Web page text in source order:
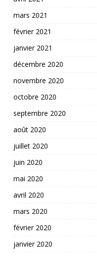
mars 2021
février 2021
janvier 2021
décembre 2020
novembre 2020
octobre 2020
septembre 2020
août 2020
juillet 2020
juin 2020
mai 2020
avril 2020
mars 2020
février 2020
janvier 2020